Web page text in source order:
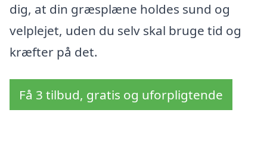
dig, at din græsplæne holdes sund og
velplejet, uden du selv skal bruge tid og
kræfter på det.
Få 3 tilbud, gratis og uforpligtende